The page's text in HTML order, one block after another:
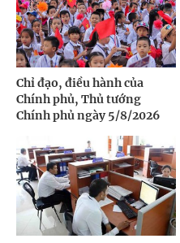
Chỉ đạo, điều hành của
Chính phủ, Thủ tướng
Chính phủ ngày 5/8/2026